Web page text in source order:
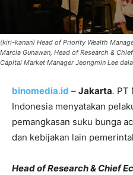
(kiri-kanan) Head of Priority Wealth
Marcia Gunawan, Head of Research &
Capital Market Manager Jeongmin Lee
binomedia.id – Jakarta. PT
Indonesia menyatakan
pemangkasan suku bunga
dan kebijakan lain
Head of Research & Chief